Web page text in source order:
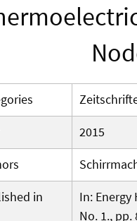
2015
in
In: Energy
No. 1., pp.